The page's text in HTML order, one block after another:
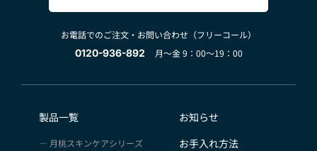
お電話でのご注文・お問い合わせ（フリーコール）
0120-936-892
月～金 9：00～19：00
製品一覧
月桃スキンケアシリーズ
お知らせ
お手入れ方法